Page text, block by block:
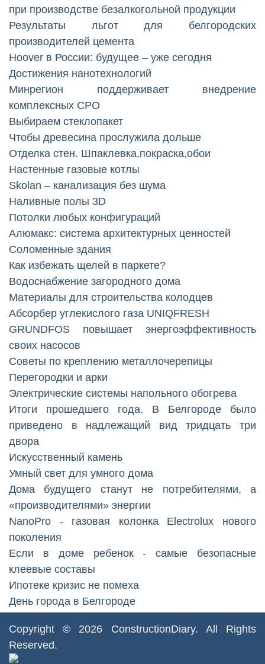
при производстве безалкогольной продукции
Результаты льгот для белгородских
производителей цемента
Hoover в России: будущее – уже сегодня
Достижения нанотехнологий
Минрегион поддерживает внедрение
комплексных СРО
Выбираем стеклопакет
Чтобы древесина прослужила дольше
Отделка стен. Шпаклевка,покраска,обои
Настенные газовые котлы
Skolan – канализация без шума
Наливные полы 3D
Потолки любых конфигураций
Алюмакс: система архитектурных ценностей
Соломенные здания
Как избежать щелей в паркете?
Водоснабжение загородного дома
Материалы для строительства колодцев
Абсорбер углекислого газа UNIQFRESH
GRUNDFOS повышает энергоэффективность
своих насосов
Советы по креплению металлочерепицы
Перегородки и арки
Электрические системы напольного обогрева
Итоги прошедшего года. В Белгороде было
приведено в надлежащий вид тридцать три
двора
Искусственный камень
Умный свет для умного дома
Дома будущего станут не потребителями, а
«производителями» энергии
NanoPro - газовая колонка Electrolux нового
поколения
Если в доме ребенок - самые безопасные
клеевые составы
Ипотеке кризис не помеха
День города в Белгороде
Copyright © 2026 ConstructionDiary. All Rights
Reserved.